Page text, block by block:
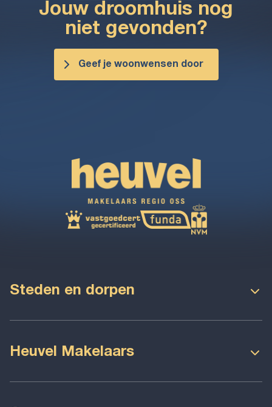
Jouw droomhuis nog
niet gevonden?
Geef je woonwensen door
Steden en dorpen
Oss Maren-Kessel
Geffen
Heuvel Makelaars
Over ons Verkopen